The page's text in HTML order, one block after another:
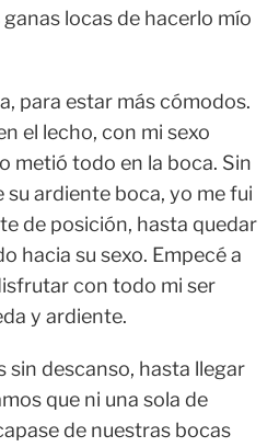
locas de hacerlo mío
para estar más cómodos.
el lecho, con mi sexo
metió todo en la boca. Sin
ardiente boca, yo me fui
de posición, hasta quedar
hacia su sexo. Empecé a
con todo mi ser
y ardiente.
sin descanso, hasta llegar
que ni una sola de
de nuestras bocas